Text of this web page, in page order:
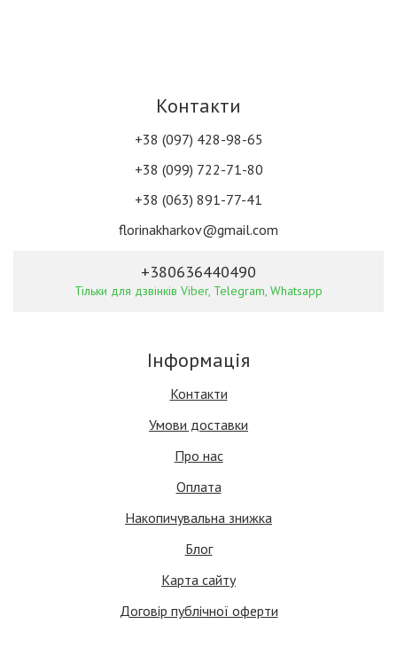
Контакти
+38 (097) 428-98-65
+38 (099) 722-71-80
+38 (063) 891-77-41
florinakharkov@gmail.com
+380636440490
Тільки для дзвінків Viber, Telegram, Whatsapp
Інформація
Контакти
Умови доставки
Про нас
Оплата
Накопичувальна знижка
Блог
Карта сайту
Договір публічної оферти